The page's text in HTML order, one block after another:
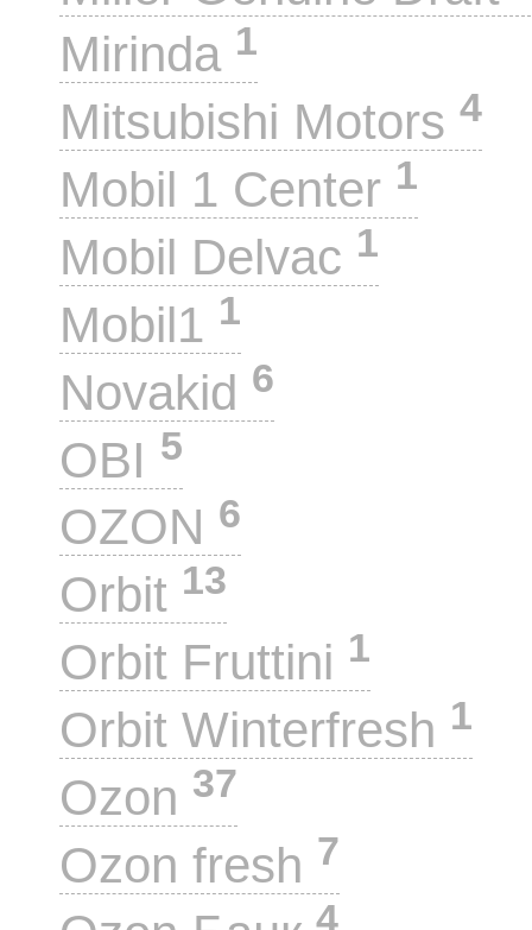
Mirinda 1
Mitsubishi Motors 4
Mobil 1 Center 1
Mobil Delvac 1
Mobil1 1
Novakid 6
OBI 5
OZON 6
Orbit 13
Orbit Fruttini 1
Orbit Winterfresh 1
Ozon 37
Ozon fresh 7
4